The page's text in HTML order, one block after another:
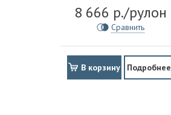
8 666 р./рулон
Сравнить
В корзину Подробнее